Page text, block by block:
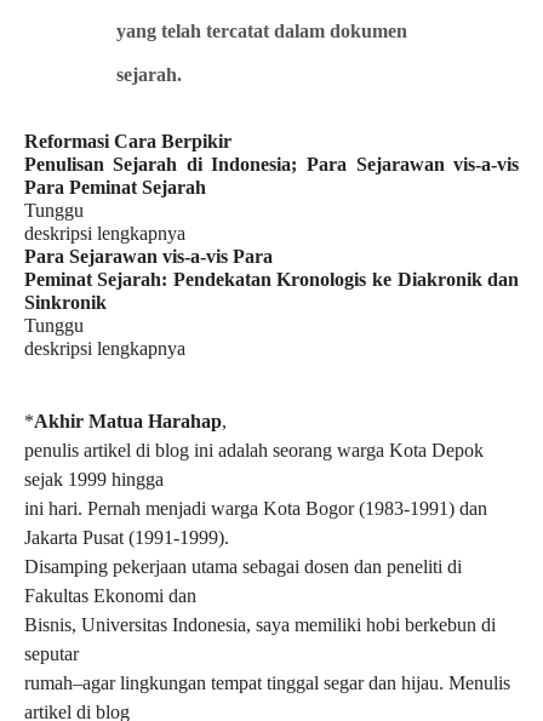
yang telah tercatat dalam dokumen
sejarah.
Reformasi Cara Berpikir
Penulisan Sejarah di Indonesia; Para Sejarawan vis-a-vis
Para Peminat Sejarah
Tunggu
deskripsi lengkapnya
Para Sejarawan vis-a-vis Para
Peminat Sejarah: Pendekatan Kronologis ke Diakronik dan
Sinkronik
Tunggu
deskripsi lengkapnya
*Akhir Matua Harahap,
penulis artikel di blog ini adalah seorang warga Kota Depok
sejak 1999 hingga
ini hari. Pernah menjadi warga Kota Bogor (1983-1991) dan
Jakarta Pusat (1991-1999).
Disamping pekerjaan utama sebagai dosen dan peneliti di
Fakultas Ekonomi dan
Bisnis, Universitas Indonesia, saya memiliki hobi berkebun di
seputar
rumah–agar lingkungan tempat tinggal segar dan hijau. Menulis
artikel di blog